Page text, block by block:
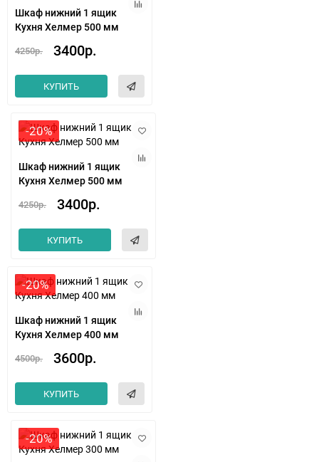
Шкаф нижний 1 ящик
Кухня Хелмер 500 мм
4250р. 3400р.
КУПИТЬ
-20%
Шкаф нижний 1 ящик
Кухня Хелмер 500 мм
4250р. 3400р.
КУПИТЬ
-20%
Шкаф нижний 1 ящик
Кухня Хелмер 400 мм
4500р. 3600р.
КУПИТЬ
-20%